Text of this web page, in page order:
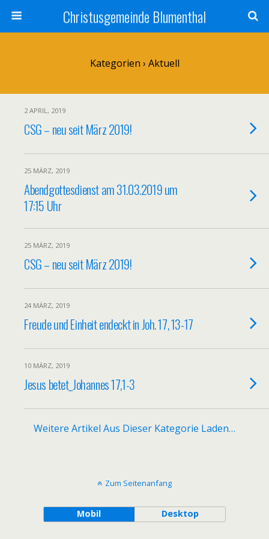
Christusgemeinde Blumenthal
Kategorien › Aktuell
2 APRIL, 2019
CSG – neu seit März 2019!
25 MÄRZ, 2019
Abendgottesdienst am 31.03.2019 um
17:15 Uhr
25 MÄRZ, 2019
CSG – neu seit März 2019!
24 MÄRZ, 2019
Freude und Einheit endeckt in Joh. 17, 13-17
10 MÄRZ, 2019
Jesus betet_Johannes 17,1-3
Weitere Artikel Aus Dieser Kategorie Laden…
Zum Seitenanfang
Mobil Desktop